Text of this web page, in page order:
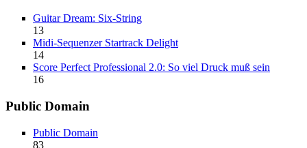
Guitar Dream: Six-String
13
Midi-Sequenzer Startrack Delight
14
Score Perfect Professional 2.0: So viel Druck muß sein
16
Public Domain
Public Domain
83